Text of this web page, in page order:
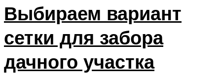
Выбираем вариант
сетки для забора
дачного участка